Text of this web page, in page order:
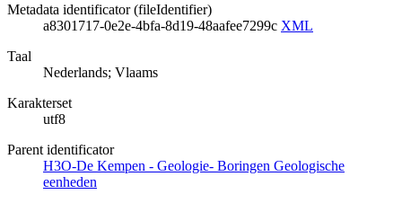
Metadata identificator (fileIdentifier)
a8301717-0e2e-4bfa-8d19-48aafee7299c XML
Taal
Nederlands; Vlaams
Karakterset
utf8
Parent identificator
H3O-De Kempen - Geologie- Boringen Geologische
eenheden